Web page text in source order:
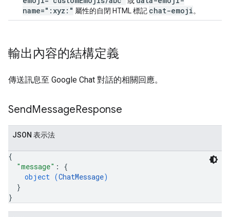
name=":xyz:" 屬性的自閉 HTML 標記 chat-emoji。
輸出內容的結構定義
傳送訊息至 Google Chat 對話的相關回應。
SendMessageResponse
JSON 表示法
{
"message" : {
object (ChatMessage)
}
}